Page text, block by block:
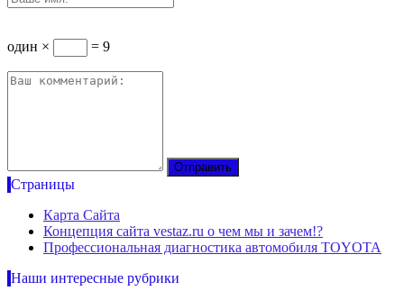
один × = 9
Страницы
Карта Сайта
Концепция сайта vestaz.ru о чем мы и зачем!?
Профессиональная диагностика автомобиля TOYOTA
Наши интересные рубрики